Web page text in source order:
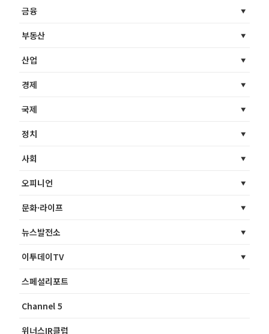
금융
부동산
산업
경제
국제
정치
사회
오피니언
문화·라이프
뉴스발전소
이투데이TV
스페셜리포트
Channel 5
위너스IR클럽